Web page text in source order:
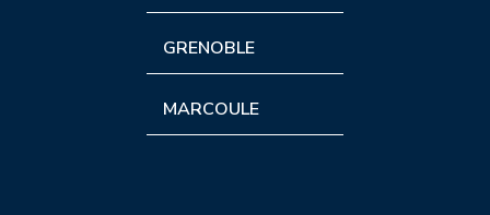
GRENOBLE
MARCOULE